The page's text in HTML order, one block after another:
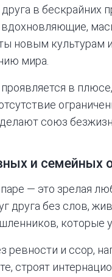
в бескрайних
вдохновляющие,
новым культурам
мира.
в
союз
и семейных
— это зрелая
друга без слов,
которые
ревности и ссор,
строят